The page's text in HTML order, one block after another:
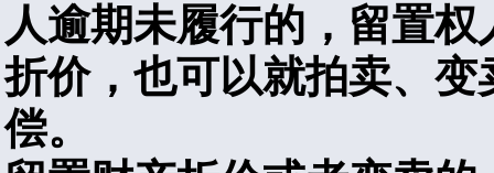
人逾期未履行的，留置
折价，也可以就拍卖、
偿。